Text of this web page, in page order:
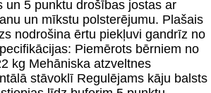
un 5 punktu drošības jostas ar
un mīkstu polsterējumu. Plašais
nodrošina ērtu piekļuvi gandrīz no
Piemērots bērniem no
kg Mehāniska atzveltnes
stāvoklī Regulējams kāju balsts